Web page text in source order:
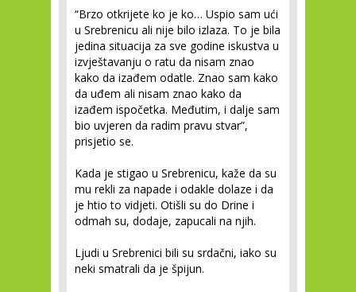
“Brzo otkrijete ko je ko… Uspio sam ući
u Srebrenicu ali nije bilo izlaza. To je bila
jedina situacija za sve godine iskustva u
izvještavanju o ratu da nisam znao
kako da izađem odatle. Znao sam kako
da uđem ali nisam znao kako da
izađem ispočetka. Međutim, i dalje sam
bio uvjeren da radim pravu stvar”,
prisjetio se.
Kada je stigao u Srebrenicu, kaže da su
mu rekli za napade i odakle dolaze i da
je htio to vidjeti. Otišli su do Drine i
odmah su, dodaje, zapucali na njih.
Ljudi u Srebrenici bili su srdačni, iako su
neki smatrali da je špijun.